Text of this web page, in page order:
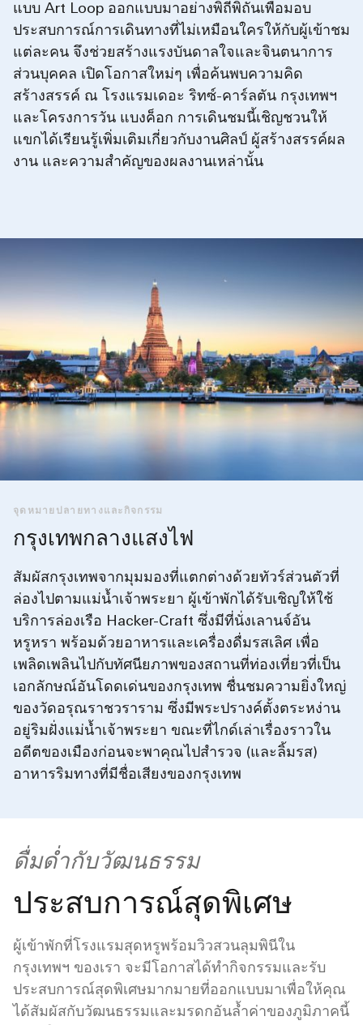
แบบ Art Loop ออกแบบมาอย่างพิถีพิถันเพื่อมอบ
ประสบการณ์การเดินทางที่ไม่เหมือนใครให้กับผู้เข้าชม
แต่ละคน จึงช่วยสร้างแรงบันดาลใจและจินตนาการ
ส่วนบุคคล เปิดโอกาสใหม่ๆ เพื่อค้นพบความคิด
สร้างสรรค์ ณ โรงแรมเดอะ ริทซ์-คาร์ลตัน กรุงเทพฯ
และโครงการวัน แบงค็อก การเดินชมนี้เชิญชวนให้
แขกได้เรียนรู้เพิ่มเติมเกี่ยวกับงานศิลป์ ผู้สร้างสรรค์ผล
งาน และความสำคัญของผลงานเหล่านั้น
จุดหมายปลายทางและกิจกรรม
กรุงเทพกลางแสงไฟ
สัมผัสกรุงเทพจากมุมมองที่แตกต่างด้วยทัวร์ส่วนตัวที่
ล่องไปตามแม่น้ำเจ้าพระยา ผู้เข้าพักได้รับเชิญให้ใช้
บริการล่องเรือ Hacker-Craft ซึ่งมีที่นั่งเลานจ์อัน
หรูหรา พร้อมด้วยอาหารและเครื่องดื่มรสเลิศ เพื่อ
เพลิดเพลินไปกับทัศนียภาพของสถานที่ท่องเที่ยวที่เป็น
เอกลักษณ์อันโดดเด่นของกรุงเทพ ชื่นชมความยิ่งใหญ่
ของวัดอรุณราชวราราม ซึ่งมีพระปรางค์ตั้งตระหง่าน
อยู่ริมฝั่งแม่น้ำเจ้าพระยา ขณะที่ไกด์เล่าเรื่องราวใน
อดีตของเมืองก่อนจะพาคุณไปสำรวจ (และลิ้มรส)
อาหารริมทางที่มีชื่อเสียงของกรุงเทพ
ดื่มด่ำกับวัฒนธรรม
ประสบการณ์สุดพิเศษ
ผู้เข้าพักที่โรงแรมสุดหรูพร้อมวิวสวนลุมพินีใน
กรุงเทพฯ ของเรา จะมีโอกาสได้ทำกิจกรรมและรับ
ประสบการณ์สุดพิเศษมากมายที่ออกแบบมาเพื่อให้คุณ
ได้สัมผัสกับวัฒนธรรมและมรดกอันล้ำค่าของภูมิภาคนี้